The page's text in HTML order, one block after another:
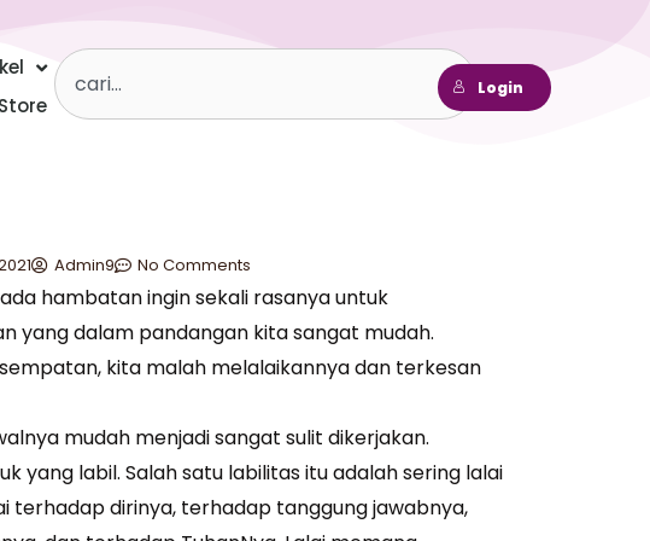
Store
Search
Login
Admin9 No Comments
hambatan ingin sekali rasanya untuk
yang dalam pandangan kita sangat mudah.
kita malah melalaikannya dan terkesan
mudah menjadi sangat sulit dikerjakan.
yang labil. Salah satu labilitas itu adalah sering lalai
terhadap dirinya, terhadap tanggung jawabnya,